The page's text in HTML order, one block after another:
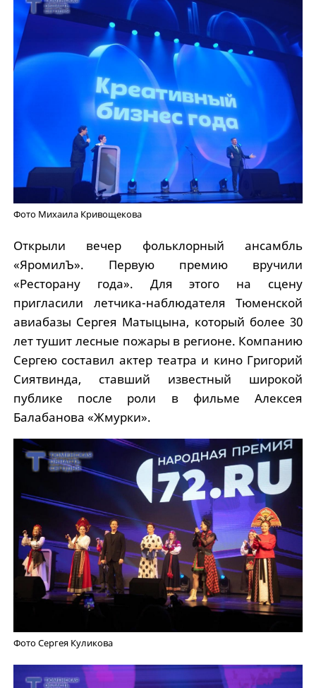
Фото Михаила Кривощекова
Открыли вечер фольклорный ансамбль
«ЯромилЪ». Первую премию вручили
«Ресторану года». Для этого на сцену
пригласили летчика-наблюдателя Тюменской
авиабазы Сергея Матыцына, который более 30
лет тушит лесные пожары в регионе. Компанию
Сергею составил актер театра и кино Григорий
Сиятвинда, ставший известный широкой
публике после роли в фильме Алексея
Балабанова «Жмурки».
Фото Сергея Куликова